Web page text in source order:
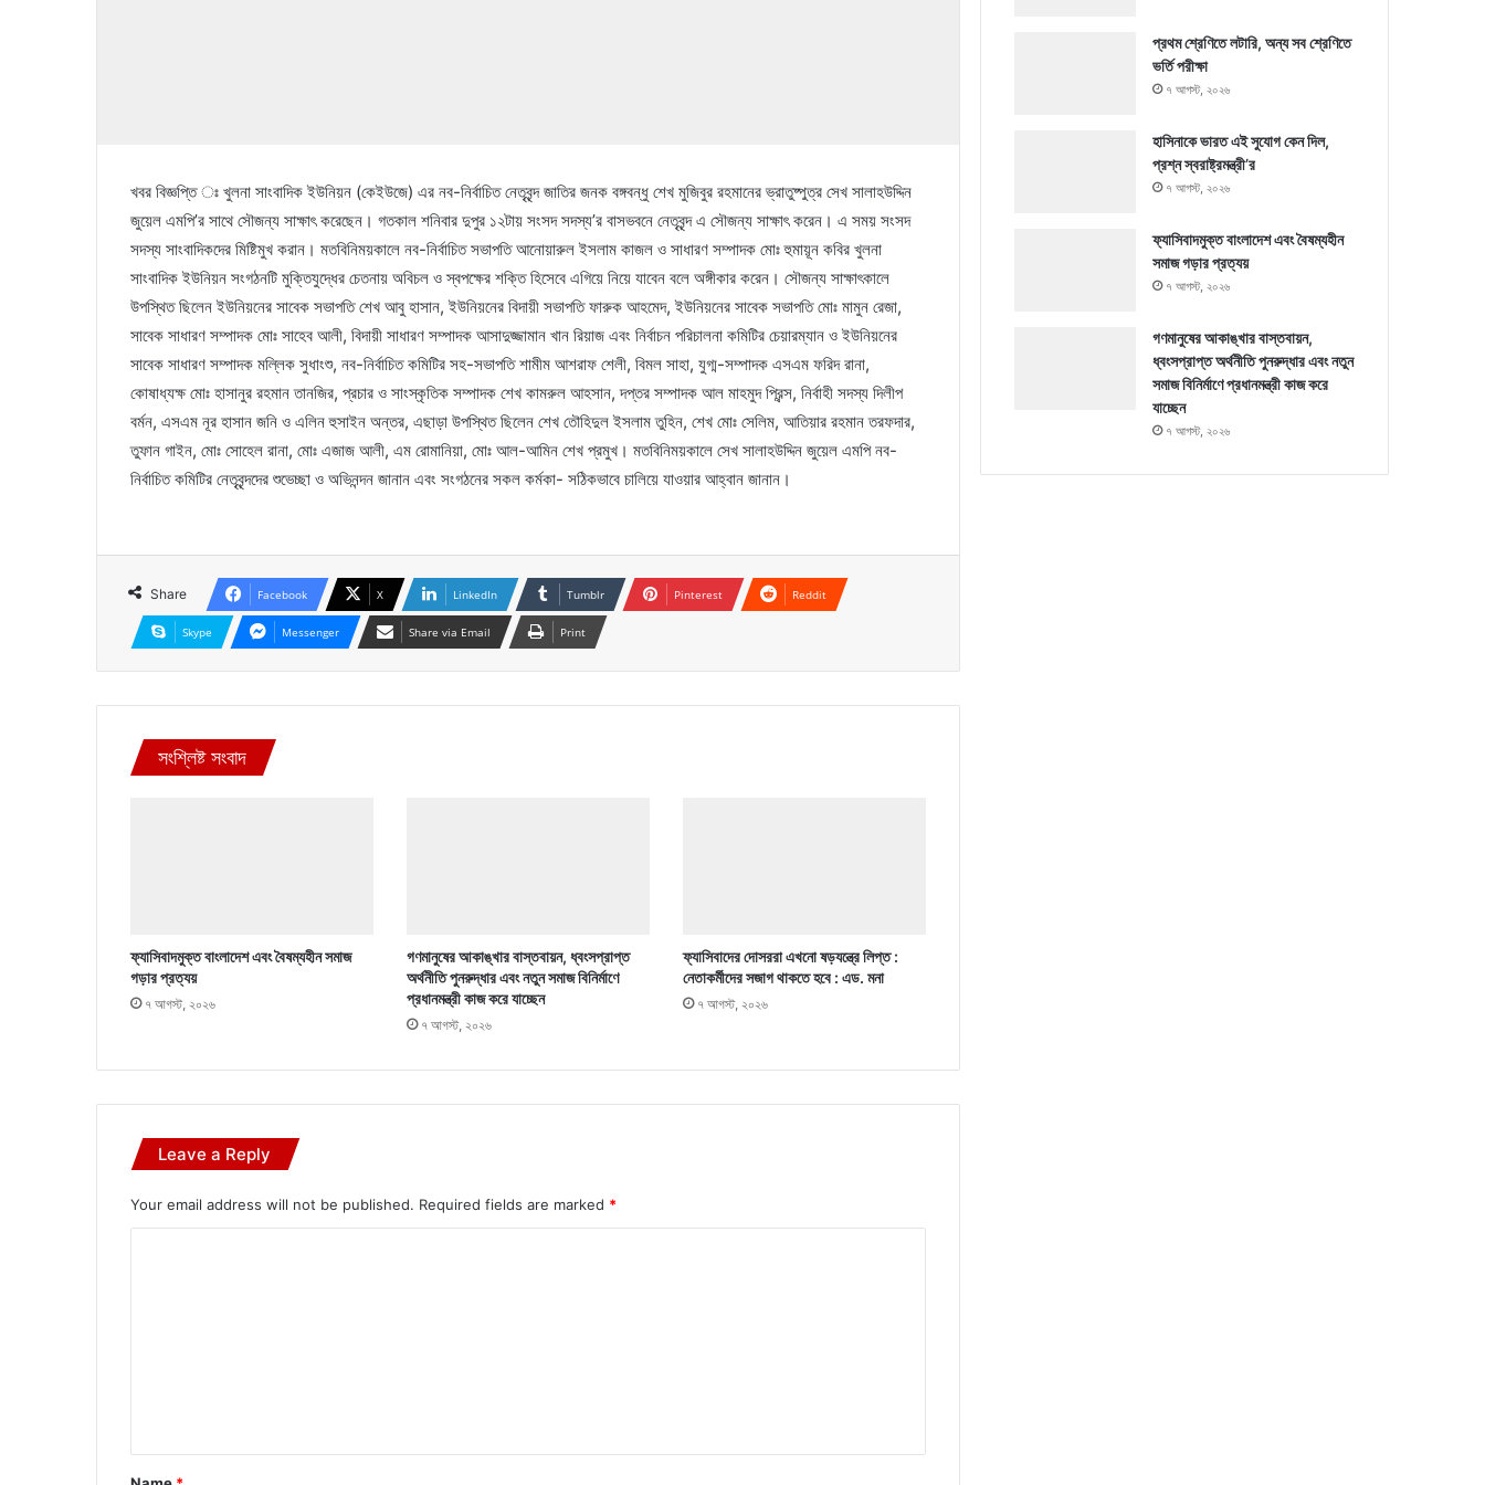
খবর বিজ্ঞপ্তি ঃ খুলনা সাংবাদিক ইউনিয়ন (কেইউজে) এর নব-নির্বাচিত নেতৃবৃন্দ জাতির জনক বঙ্গবন্ধু শেখ মুজিবুর রহমানের ভ্রাতুষ্পুত্র সেখ সালাহউদ্দিন
জুয়েল এমপি’র সাথে সৌজন্য সাক্ষাৎ করেছেন। গতকাল শনিবার দুপুর ১২টায় সংসদ সদস্য’র বাসভবনে নেতৃবৃন্দ এ সৌজন্য সাক্ষাৎ করেন। এ সময় সংসদ
সদস্য সাংবাদিকদের মিষ্টিমুখ করান। মতবিনিময়কালে নব-নির্বাচিত সভাপতি আনোয়ারুল ইসলাম কাজল ও সাধারণ সম্পাদক মোঃ হুমায়ূন কবির খুলনা
সাংবাদিক ইউনিয়ন সংগঠনটি মুক্তিযুদ্ধের চেতনায় অবিচল ও স্বপক্ষের শক্তি হিসেবে এগিয়ে নিয়ে যাবেন বলে অঙ্গীকার করেন। সৌজন্য সাক্ষাৎকালে
উপস্থিত ছিলেন ইউনিয়নের সাবেক সভাপতি শেখ আবু হাসান, ইউনিয়নের বিদায়ী সভাপতি ফারুক আহমেদ, ইউনিয়নের সাবেক সভাপতি মোঃ মামুন রেজা,
সাবেক সাধারণ সম্পাদক মোঃ সাহেব আলী, বিদায়ী সাধারণ সম্পাদক আসাদুজ্জামান খান রিয়াজ এবং নির্বাচন পরিচালনা কমিটির চেয়ারম্যান ও ইউনিয়নের
সাবেক সাধারণ সম্পাদক মল্লিক সুধাংশু, নব-নির্বাচিত কমিটির সহ-সভাপতি শামীম আশরাফ শেলী, বিমল সাহা, যুগ্ম-সম্পাদক এসএম ফরিদ রানা,
কোষাধ্যক্ষ মোঃ হাসানুর রহমান তানজির, প্রচার ও সাংস্কৃতিক সম্পাদক শেখ কামরুল আহসান, দপ্তর সম্পাদক আল মাহমুদ প্রিন্স, নির্বাহী সদস্য দিলীপ
বর্মন, এসএম নূর হাসান জনি ও এলিন হুসাইন অন্তর, এছাড়া উপস্থিত ছিলেন শেখ তৌহিদুল ইসলাম তুহিন, শেখ মোঃ সেলিম, আতিয়ার রহমান তরফদার,
তুফান গাইন, মোঃ সোহেল রানা, মোঃ এজাজ আলী, এম রোমানিয়া, মোঃ আল-আমিন শেখ প্রমুখ। মতবিনিময়কালে সেখ সালাহউদ্দিন জুয়েল এমপি নব-
নির্বাচিত কমিটির নেতৃবৃন্দদের শুভেচ্ছা ও অভিনন্দন জানান এবং সংগঠনের সকল কর্মকা- সঠিকভাবে চালিয়ে যাওয়ার আহ্বান জানান।
Share Facebook X LinkedIn Tumblr Pinterest Reddit
Skype Messenger Share via Email Print
সংশ্লিষ্ট সংবাদ
ফ্যাসিবাদমুক্ত বাংলাদেশ এবং বৈষম্যহীন সমাজ
গড়ার প্রত্যয়
৭ আগস্ট, ২০২৬
গণমানুষের আকাঙ্খার বাস্তবায়ন, ধ্বংসপ্রাপ্ত
অর্থনীতি পুনরুদ্ধার এবং নতুন সমাজ বিনির্মাণে
প্রধানমন্ত্রী কাজ করে যাচ্ছেন
৭ আগস্ট, ২০২৬
ফ্যাসিবাদের দোসররা এখনো ষড়যন্ত্রে লিপ্ত :
নেতাকর্মীদের সজাগ থাকতে হবে : এড. মনা
৭ আগস্ট, ২০২৬
Leave a Reply
Your email address will not be published. Required fields are marked *
*
প্রথম শ্রেণিতে লটারি, অন্য সব শ্রেণিতে
ভর্তি পরীক্ষা
৭ আগস্ট, ২০২৬
হাসিনাকে ভারত এই সুযোগ কেন দিল,
প্রশ্ন স্বরাষ্ট্রমন্ত্রী’র
৭ আগস্ট, ২০২৬
ফ্যাসিবাদমুক্ত বাংলাদেশ এবং বৈষম্যহীন
সমাজ গড়ার প্রত্যয়
৭ আগস্ট, ২০২৬
গণমানুষের আকাঙ্খার বাস্তবায়ন,
ধ্বংসপ্রাপ্ত অর্থনীতি পুনরুদ্ধার এবং নতুন
সমাজ বিনির্মাণে প্রধানমন্ত্রী কাজ করে
যাচ্ছেন
৭ আগস্ট, ২০২৬